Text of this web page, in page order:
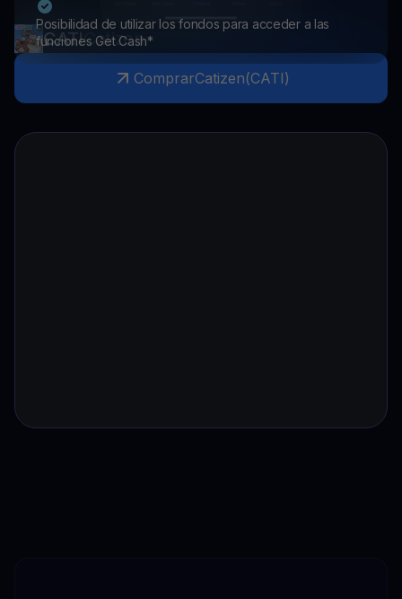
Posibilidad de utilizar los fondos para acceder a las
funciones Get Cash*
CATICatizen
ComprarCatizen(CATI)